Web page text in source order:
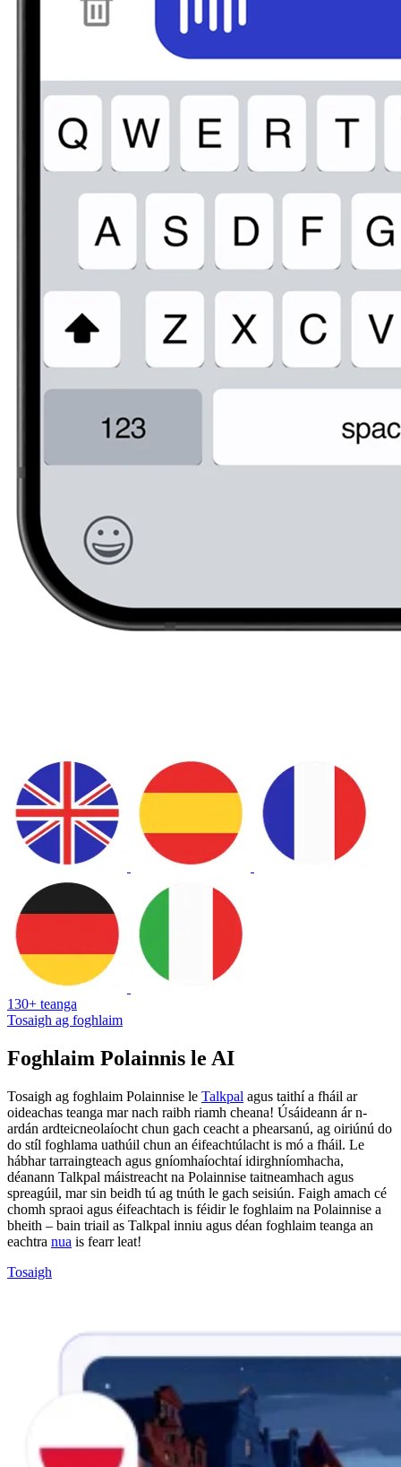
130+ teanga
Tosaigh ag foghlaim
Foghlaim Polainnis le AI
Tosaigh ag foghlaim Polainnise le Talkpal agus taithí a fháil ar
oideachas teanga mar nach raibh riamh cheana! Úsáideann ár n-
ardán ardteicneolaíocht chun gach ceacht a phearsanú, ag oiriúnú do
do stíl foghlama uathúil chun an éifeachtúlacht is mó a fháil. Le
hábhar tarraingteach agus gníomhaíochtaí idirghníomhacha,
déanann Talkpal máistreacht na Polainnise taitneamhach agus
spreagúil, mar sin beidh tú ag tnúth le gach seisiún. Faigh amach cé
chomh spraoi agus éifeachtach is féidir le foghlaim na Polainnise a
bheith – bain triail as Talkpal inniu agus déan foghlaim teanga an
eachtra nua is fearr leat!
Tosaigh